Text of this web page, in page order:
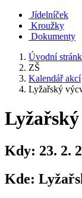
Jídelníček
Kroužky
Dokumenty
Úvodní
ZŠ
Kalendář akcí
Lyžařský
Kdy: 23. 2.
Kde: